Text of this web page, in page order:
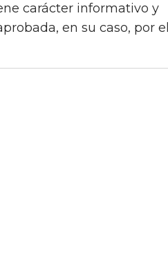
carácter informativo y
en su caso, por el